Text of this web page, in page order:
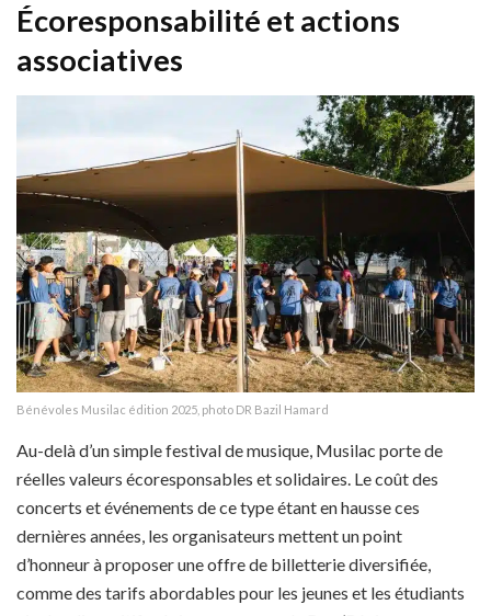
Écoresponsabilité et actions
associatives
Bénévoles Musilac édition 2025, photo DR Bazil Hamard
Au-delà d’un simple festival de musique, Musilac porte de
réelles valeurs écoresponsables et solidaires. Le coût des
concerts et événements de ce type étant en hausse ces
dernières années, les organisateurs mettent un point
d’honneur à proposer une offre de billetterie diversifiée,
comme des tarifs abordables pour les jeunes et les étudiants